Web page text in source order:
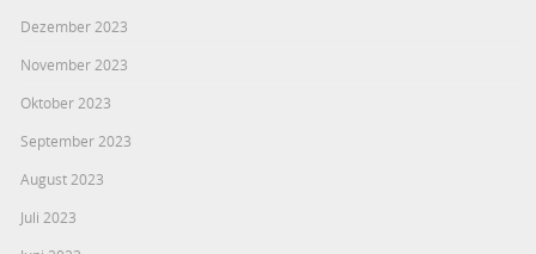
Dezember 2023
November 2023
Oktober 2023
September 2023
August 2023
Juli 2023